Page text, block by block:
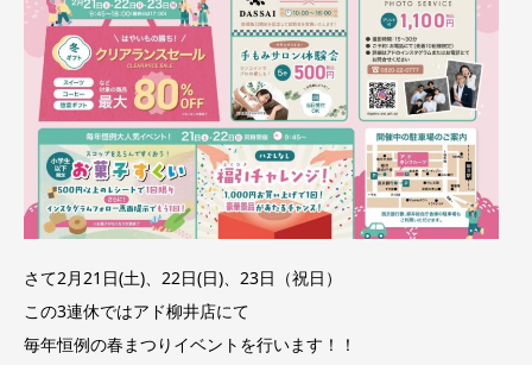
さて2月21日(土)、22日(日)、23日（祝日）
この3連休ではアド柳井店にて
毎年恒例の春まつりイベントを行います！！